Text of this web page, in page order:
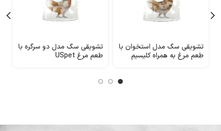
تشویقی سگ مدل استخوان با
طعم مرغ به همراه کلیسیم
تشویقی سگ مدل دو سرگره با
طعم مرغ USpet